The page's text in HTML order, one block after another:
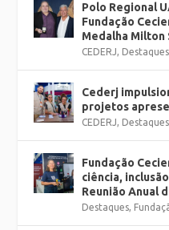
Polo Regional
Fundação
Medalha Milton
CEDERJ, Destaques
Cederj
projetos
CEDERJ, Destaques
Fundação
ciência,
Reunião Anual
Destaques,